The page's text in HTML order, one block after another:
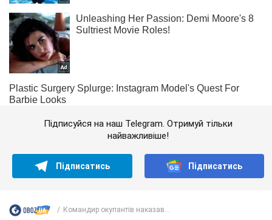
Підписуйся на наш Telegram. Отримуй тільки
найважливіше!
Підписатись Підписатись
Командир окупантів наказав...